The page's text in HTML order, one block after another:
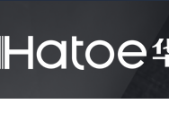
公司新闻 知识课堂